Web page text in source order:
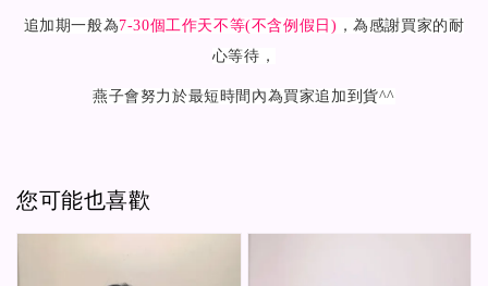
追加期一般為7-30個工作天不等(不含例假日) ，為感謝買家的耐
心等待，
燕子會努力於最短時間內為買家追加到貨^^
您可能也喜歡